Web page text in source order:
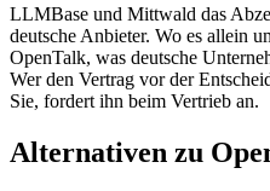
LLMBase und Mittwald das
deutsche Anbieter. Wo es allein
OpenTalk, was deutsche
Wer den Vertrag vor der
Sie, fordert ihn beim Vertrieb an.
Alternativen zu